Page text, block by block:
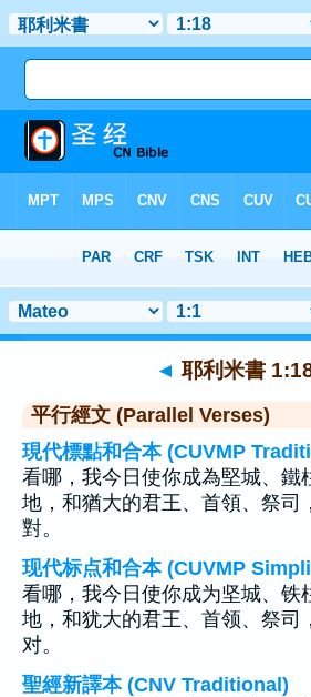
> 聖經金句 18
◄ 耶利米書
平行經文 (Parallel Verses)
現代標點和合本 (CUVMP
看哪，我今日使你成為堅城、鐵
地，和猶大的君王、首領、祭司
對。
现代标点和合本 (CUVMP
看哪，我今日使你成为坚城、铁
地，和犹大的君王、首领、祭司
对。
聖經新譯本 (CNV Traditional)